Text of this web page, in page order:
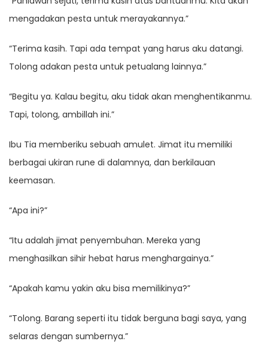
mengadakan pesta untuk merayakannya.”
“Terima kasih. Tapi ada tempat yang harus aku datangi.
Tolong adakan pesta untuk petualang lainnya.”
“Begitu ya. Kalau begitu, aku tidak akan menghentikanmu.
Tapi, tolong, ambillah ini.”
Ibu Tia memberiku sebuah amulet. Jimat itu memiliki
berbagai ukiran rune di dalamnya, dan berkilauan
keemasan.
“Apa ini?”
“Itu adalah jimat penyembuhan. Mereka yang
menghasilkan sihir hebat harus menghargainya.”
“Apakah kamu yakin aku bisa memilikinya?”
“Tolong. Barang seperti itu tidak berguna bagi saya, yang
selaras dengan sumbernya.”